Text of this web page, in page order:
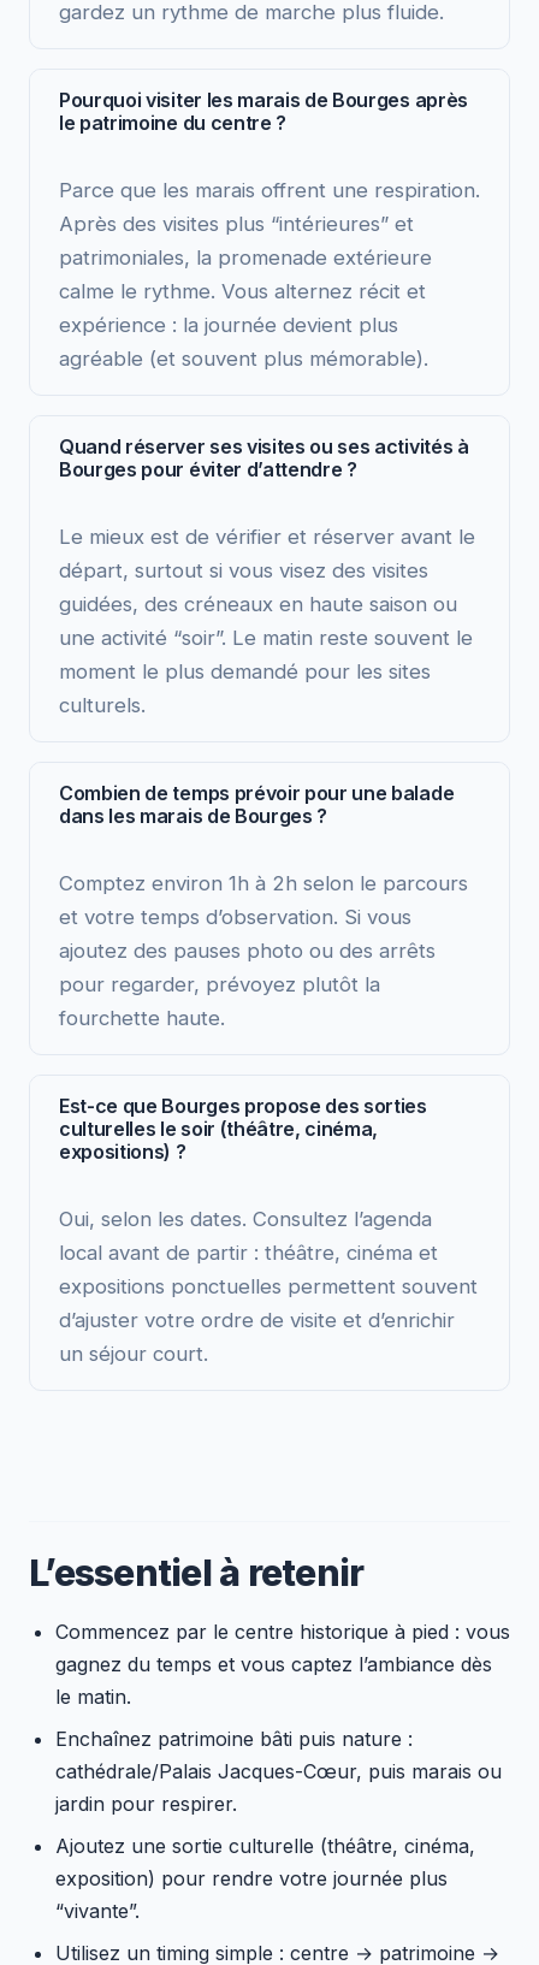
gardez un rythme de marche plus fluide.
Pourquoi visiter les marais de Bourges après
le patrimoine du centre ?
Parce que les marais offrent une respiration.
Après des visites plus “intérieures” et
patrimoniales, la promenade extérieure
calme le rythme. Vous alternez récit et
expérience : la journée devient plus
agréable (et souvent plus mémorable).
Quand réserver ses visites ou ses activités à
Bourges pour éviter d’attendre ?
Le mieux est de vérifier et réserver avant le
départ, surtout si vous visez des visites
guidées, des créneaux en haute saison ou
une activité “soir”. Le matin reste souvent le
moment le plus demandé pour les sites
culturels.
Combien de temps prévoir pour une balade
dans les marais de Bourges ?
Comptez environ 1h à 2h selon le parcours
et votre temps d’observation. Si vous
ajoutez des pauses photo ou des arrêts
pour regarder, prévoyez plutôt la
fourchette haute.
Est-ce que Bourges propose des sorties
culturelles le soir (théâtre, cinéma,
expositions) ?
Oui, selon les dates. Consultez l’agenda
local avant de partir : théâtre, cinéma et
expositions ponctuelles permettent souvent
d’ajuster votre ordre de visite et d’enrichir
un séjour court.
L’essentiel à retenir
Commencez par le centre historique à pied : vous
gagnez du temps et vous captez l’ambiance dès
le matin.
Enchaînez patrimoine bâti puis nature :
cathédrale/Palais Jacques-Cœur, puis marais ou
jardin pour respirer.
Ajoutez une sortie culturelle (théâtre, cinéma,
exposition) pour rendre votre journée plus
“vivante”.
Utilisez un timing simple : centre → patrimoine →